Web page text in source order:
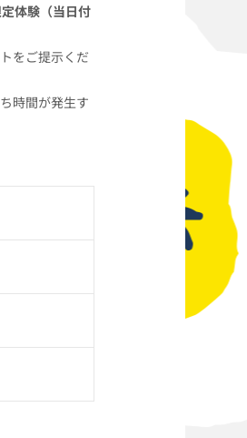
体験（当日付
をご提示くだ
時間が発生す